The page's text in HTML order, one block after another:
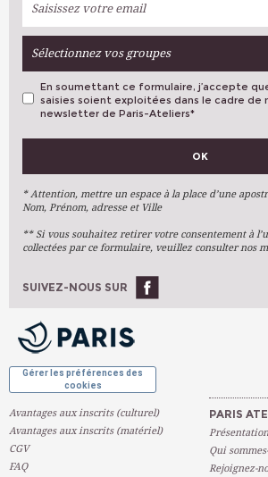
Sélectionnez vos groupes
VOS PRÉFÉRENCES
Arts Plastiques
Arts Du Texte
Arts Numériques
Ateliers À L'année
En soumettant ce formulaire, j’accepte
saisies soient exploitées dans le cadre de
newsletter de Paris-Ateliers*
OK
* Attention, mettre un espace à la place d’une
Nom, Prénom, adresse et Ville
** Si vous souhaitez retirer votre consentement à
collectées par ce formulaire, veuillez consulter nos
SUIVEZ-NOUS SUR
Gérer les préférences des
cookies
Avantages aux inscrits (culturel)
Avantages aux inscrits (matériel)
CGV
FAQ
PARIS
Présentation
Qui
Rejoignez-